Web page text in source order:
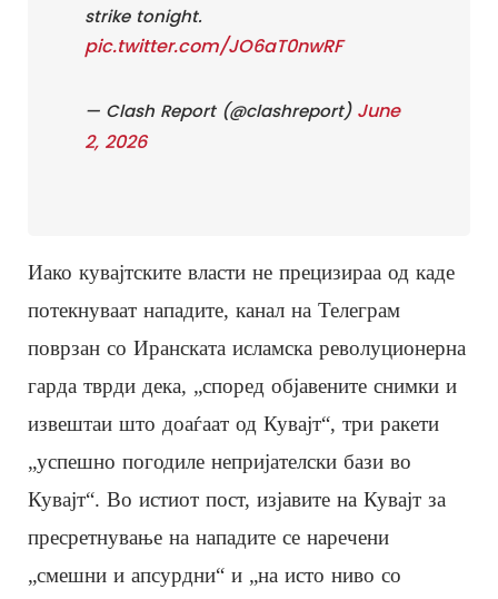
strike tonight.
pic.twitter.com/JO6aT0nwRF
— Clash Report (@clashreport) June
2, 2026
Иако кувајтските власти не прецизираа од каде
потекнуваат нападите, канал на Телеграм
поврзан со Иранската исламска револуционерна
гарда тврди дека, „според објавените снимки и
извештаи што доаѓаат од Кувајт“, три ракети
„успешно погодиле непријателски бази во
Кувајт“. Во истиот пост, изјавите на Кувајт за
пресретнување на нападите се наречени
„смешни и апсурдни“ и „на исто ниво со